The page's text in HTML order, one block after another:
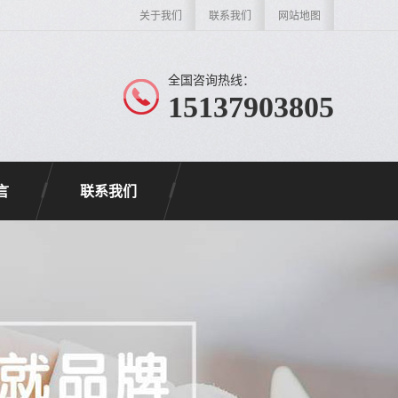
关于我们 联系我们 网站地图
全国咨询热线：
15137903805
联系我们